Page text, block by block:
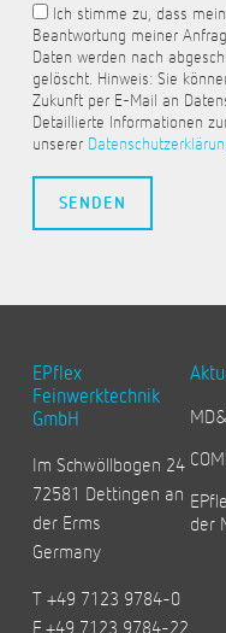
Ich stimme zu, dass
Beantwortung meiner
Daten werden nach
gelöscht. Hinweis: Sie
Zukunft per E-Mail an
Detaillierte Informationen
unserer
EPflex
Feinwerktechnik
GmbH
Im Schwöllbogen 24
72581 Dettingen an
der Erms
Germany
T +49 7123 9784-0
F +49 7123 9784-22
der